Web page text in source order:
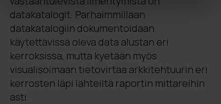
datakatalogit. Parhaimmillaan
datakatalogiin dokumentoidaan
käytettävissä oleva data alustan eri
kerroksissa, mutta kyetään myös
visualisoimaan tietovirtaa arkkitehtuurin eri
kerrosten läpi lähteiltä raportin mittareihin
asti.